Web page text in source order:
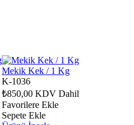
Mekik Kek / 1 Kg
K-1036
₺850,00 KDV Dahil
Favorilere Ekle
Sepete Ekle